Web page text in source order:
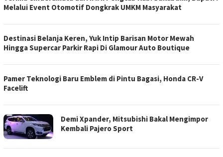
Melalui Event Otomotif Dongkrak UMKM Masyarakat
Destinasi Belanja Keren, Yuk Intip Barisan Motor Mewah
Hingga Supercar Parkir Rapi Di Glamour Auto Boutique
Pamer Teknologi Baru Emblem di Pintu Bagasi, Honda CR-V
Facelift
Demi Xpander, Mitsubishi Bakal Mengimpor
Kembali Pajero Sport